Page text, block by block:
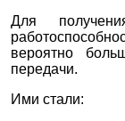
Для
вероятно
передачи.
Ими стали: